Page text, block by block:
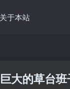
关于本站
大的草台